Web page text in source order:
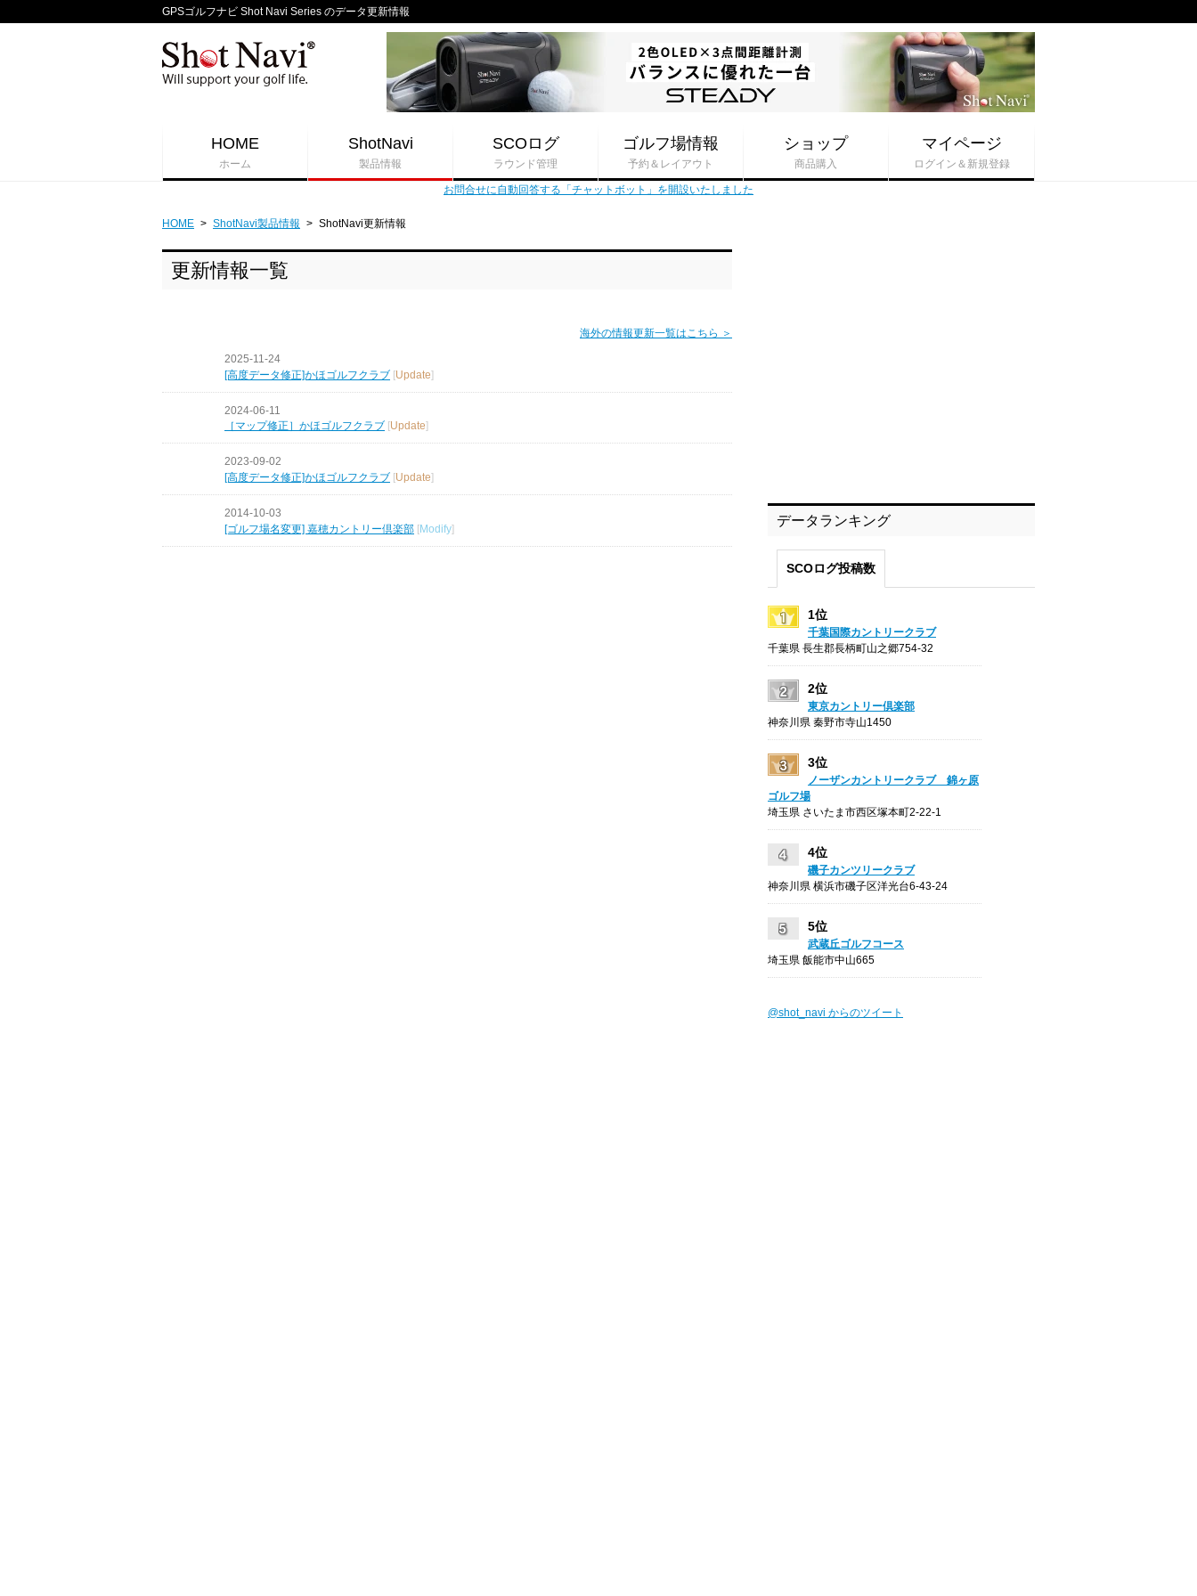
GPSゴルフナビ Shot Navi Series のデータ更新情報
HOME
ホーム
ShotNavi
製品情報
SCOログ
ラウンド管理
ゴルフ場情報
予約＆レイアウト
ショップ
商品購入
マイページ
ログイン＆新規登録
お問合せに自動回答する「チャットボット」を開設いたしました
HOME > ShotNavi製品情報 > ShotNavi更新情報
更新情報一覧
海外の情報更新一覧はこちら ＞
2025-11-24
[高度データ修正]かほゴルフクラブ [Update]
2024-06-11
［マップ修正］かほゴルフクラブ [Update]
2023-09-02
[高度データ修正]かほゴルフクラブ [Update]
2014-10-03
[ゴルフ場名変更] 嘉穂カントリー倶楽部 [Modify]
データランキング
SCOログ投稿数
1位
千葉国際カントリークラブ
千葉県 長生郡長柄町山之郷754-32
2位
東京カントリー倶楽部
神奈川県 秦野市寺山1450
3位
ノーザンカントリークラブ 錦ヶ原
ゴルフ場
埼玉県 さいたま市西区塚本町2-22-1
4位
磯子カンツリークラブ
神奈川県 横浜市磯子区洋光台6-43-24
5位
武蔵丘ゴルフコース
埼玉県 飯能市中山665
@shot_navi からのツイート